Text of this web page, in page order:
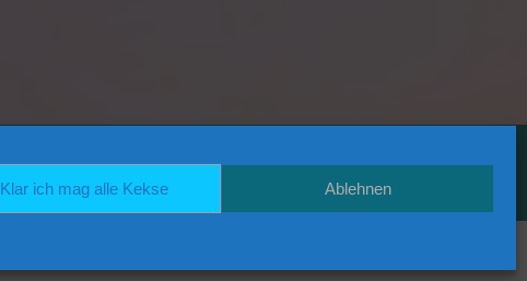
Klar ich mag alle Kekse Ablehnen